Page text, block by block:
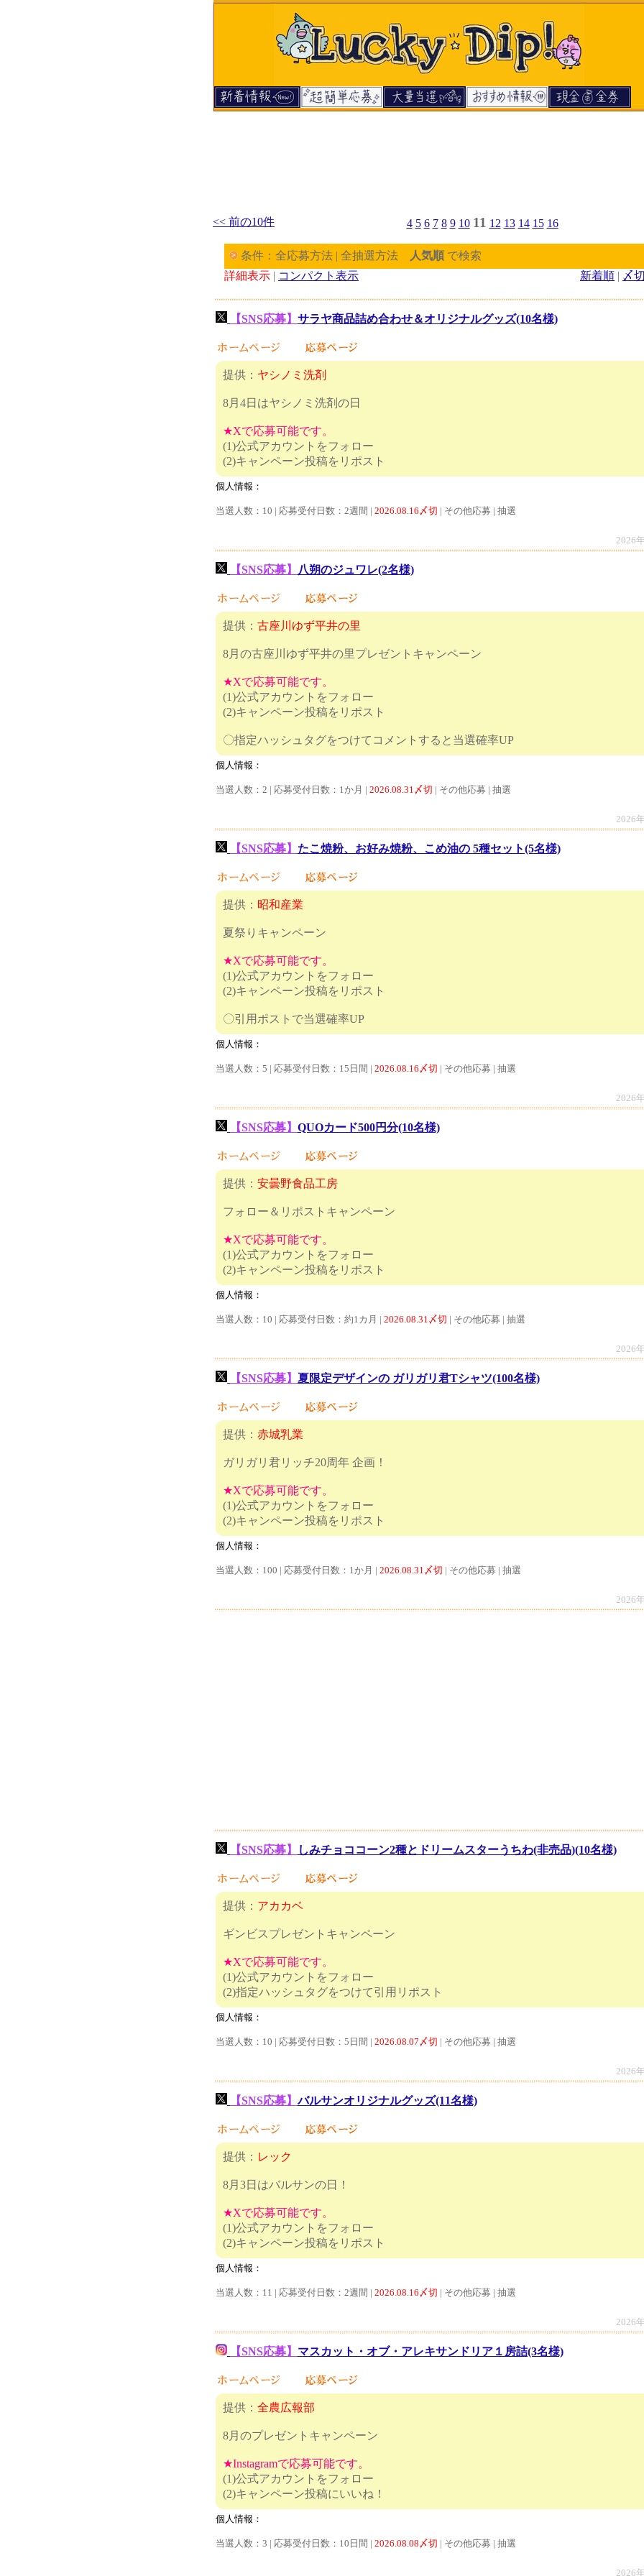
<< 前の10件 4 5 6 7 8 9 10 11 12 13 14 15 16
条件：全応募方法 | 全抽選方法 人気順 で検索
詳細表示 | コンパクト表示 新着順 | 〆
【SNS応募】 サラヤ商品詰め合わせ＆オリジナルグッズ(10名様)
提供： ヤシノミ洗剤
8月4日はヤシノミ洗剤の日
★Xで応募可能です。
(1)公式アカウントをフォロー
(2)キャンペーン投稿をリポスト
個人情報：
当選人数：10 | 応募受付日数：2週間 | 2026.08.16〆切 | その他応募 | 抽選
2026
【SNS応募】 八朔のジュワレ(2名様)
提供： 古座川ゆず平井の里
8月の古座川ゆず平井の里プレゼントキャンペーン
★Xで応募可能です。
(1)公式アカウントをフォロー
(2)キャンペーン投稿をリポスト
〇指定ハッシュタグをつけてコメントすると当選確率UP
個人情報：
当選人数：2 | 応募受付日数：1か月 | 2026.08.31〆切 | その他応募 | 抽選
2026
【SNS応募】 たこ焼粉、お好み焼粉、こめ油の 5種セット(5名様)
提供： 昭和産業
夏祭りキャンペーン
★Xで応募可能です。
(1)公式アカウントをフォロー
(2)キャンペーン投稿をリポスト
〇引用ポストで当選確率UP
個人情報：
当選人数：5 | 応募受付日数：15日間 | 2026.08.16〆切 | その他応募 | 抽選
2026
【SNS応募】 QUOカード500円分(10名様)
提供： 安曇野食品工房
フォロー＆リポストキャンペーン
★Xで応募可能です。
(1)公式アカウントをフォロー
(2)キャンペーン投稿をリポスト
個人情報：
当選人数：10 | 応募受付日数：約1カ月 | 2026.08.31〆切 | その他応募 | 抽選
2026
【SNS応募】 夏限定デザインの ガリガリ君Tシャツ(100名様)
提供： 赤城乳業
ガリガリ君リッチ20周年 企画！
★Xで応募可能です。
(1)公式アカウントをフォロー
(2)キャンペーン投稿をリポスト
個人情報：
当選人数：100 | 応募受付日数：1か月 | 2026.08.31〆切 | その他応募 | 抽選
2026
【SNS応募】 しみチョココーン2種とドリームスターうちわ(非売品)(10名様)
提供： アカカベ
ギンビスプレゼントキャンペーン
★Xで応募可能です。
(1)公式アカウントをフォロー
(2)指定ハッシュタグをつけて引用リポスト
個人情報：
当選人数：10 | 応募受付日数：5日間 | 2026.08.07〆切 | その他応募 | 抽選
2026
【SNS応募】バルサンオリジナルグッズ(11名様)
提供： レック
8月3日はバルサンの日！
★Xで応募可能です。
(1)公式アカウントをフォロー
(2)キャンペーン投稿をリポスト
個人情報：
当選人数：11 | 応募受付日数：2週間 | 2026.08.16〆切 | その他応募 | 抽選
2026
【SNS応募】 マスカット・オブ・アレキサンドリア１房詰(3名様)
提供： 全農広報部
8月のプレゼントキャンペーン
★Instagramで応募可能です。
(1)公式アカウントをフォロー
(2)キャンペーン投稿にいいね！
個人情報：
当選人数：3 | 応募受付日数：10日間 | 2026.08.08〆切 | その他応募 | 抽選
2026